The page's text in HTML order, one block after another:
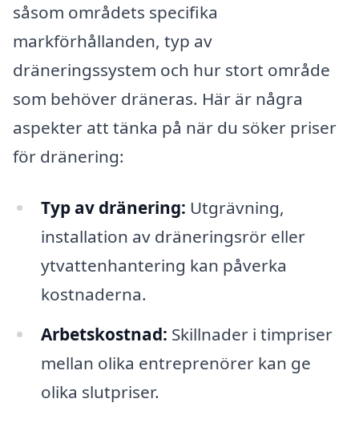
såsom områdets specifika
markförhållanden, typ av
dräneringssystem och hur stort område
som behöver dräneras. Här är några
aspekter att tänka på när du söker priser
för dränering:
Typ av dränering: Utgrävning,
installation av dräneringsrör eller
ytvattenhantering kan påverka
kostnaderna.
Arbetskostnad: Skillnader i timpriser
mellan olika entreprenörer kan ge
olika slutpriser.